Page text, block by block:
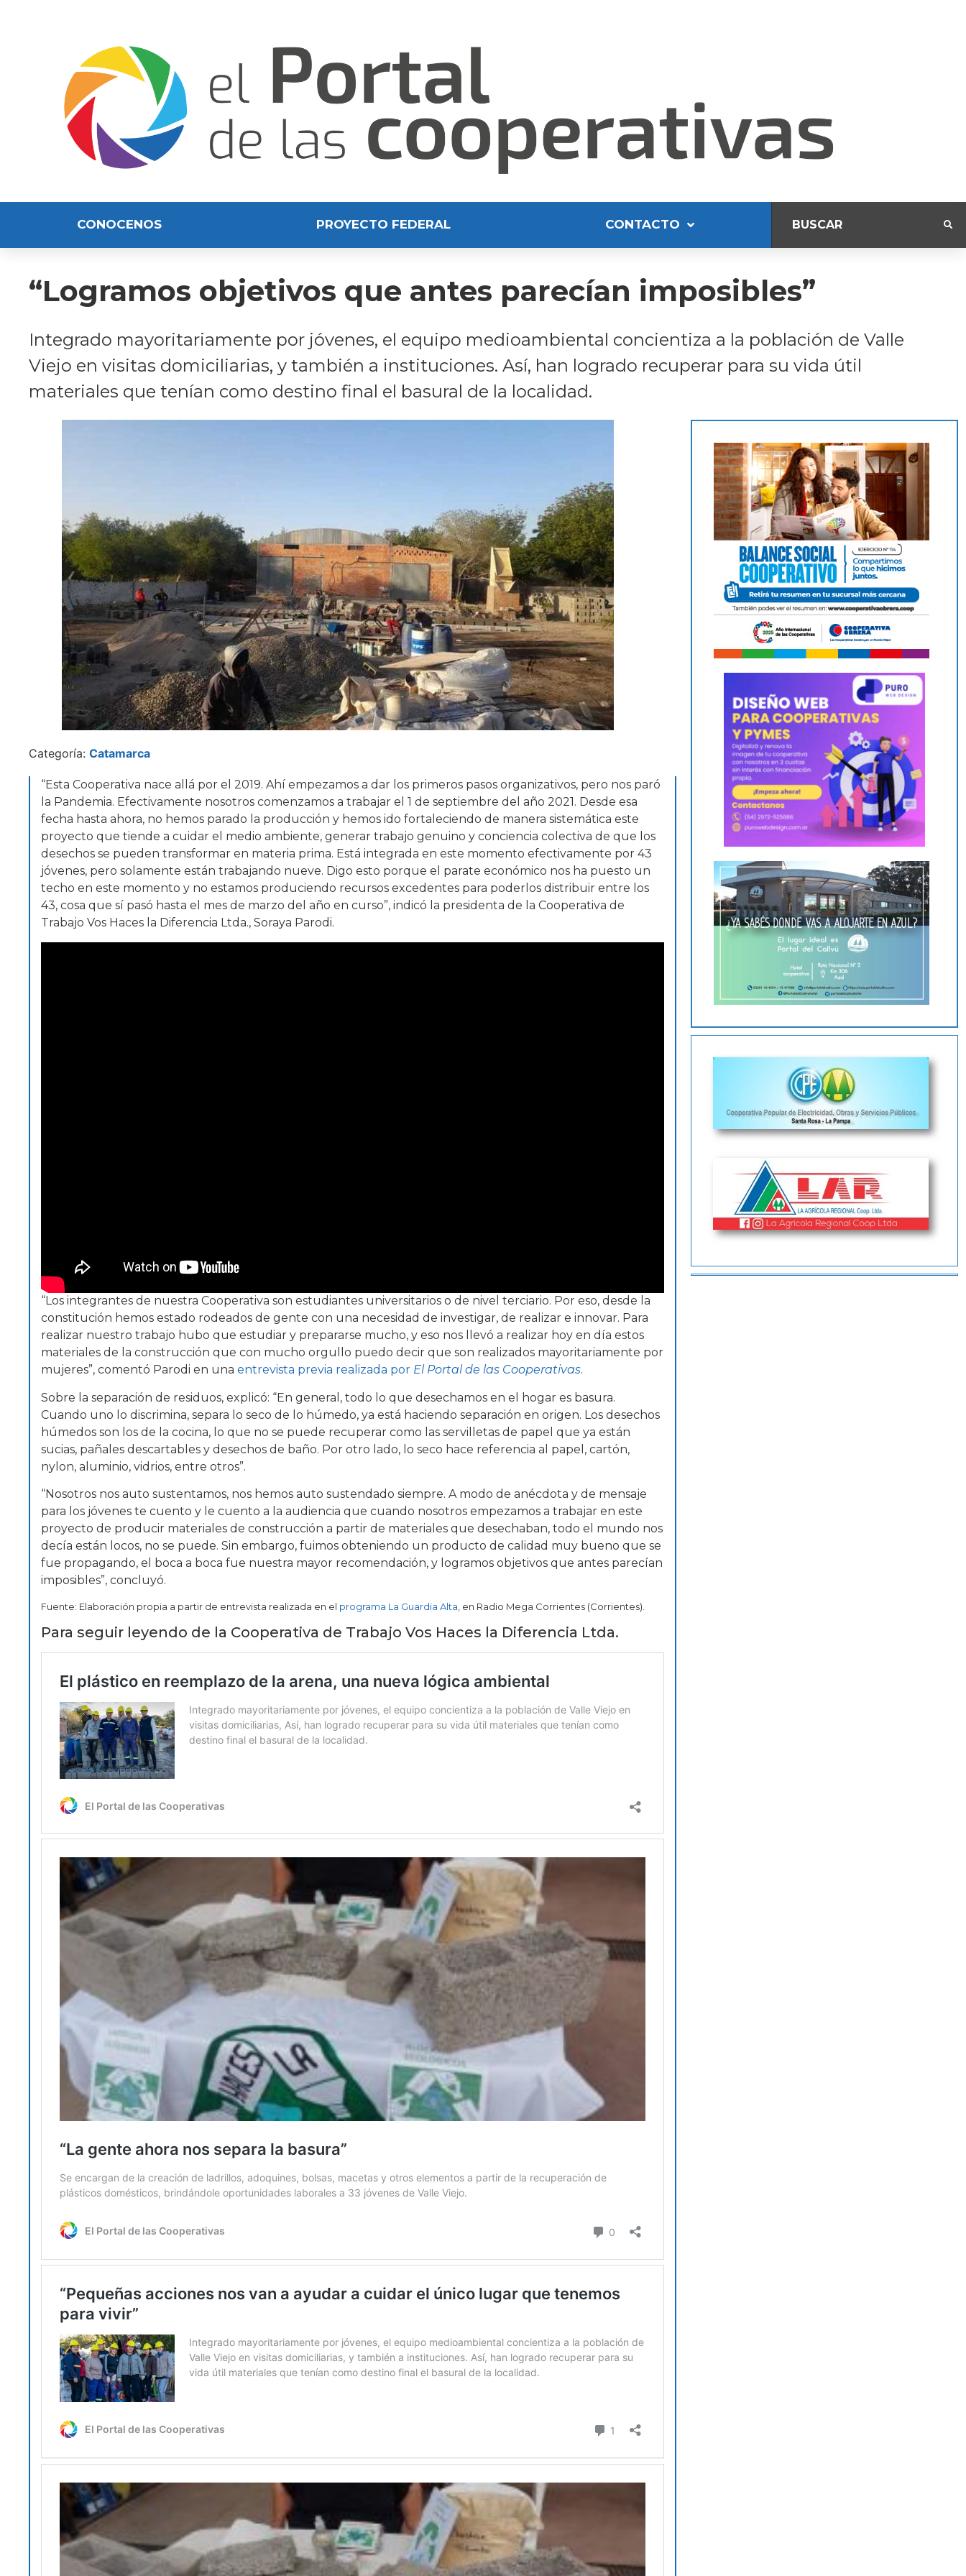
CONOCENOS PROYECTO FEDERAL CONTACTO
“Logramos objetivos que antes parecían imposibles”
Integrado mayoritariamente por jóvenes, el equipo medioambiental concientiza a la población de Valle
Viejo en visitas domiciliarias, y también a instituciones. Así, han logrado recuperar para su vida útil
materiales que tenían como destino final el basural de la localidad.
Categoría: Catamarca
“Esta Cooperativa nace allá por el 2019. Ahí empezamos a dar los primeros pasos organizativos, pero nos paró
la Pandemia. Efectivamente nosotros comenzamos a trabajar el 1 de septiembre del año 2021. Desde esa
fecha hasta ahora, no hemos parado la producción y hemos ido fortaleciendo de manera sistemática este
proyecto que tiende a cuidar el medio ambiente, generar trabajo genuino y conciencia colectiva de que los
desechos se pueden transformar en materia prima. Está integrada en este momento efectivamente por 43
jóvenes, pero solamente están trabajando nueve. Digo esto porque el parate económico nos ha puesto un
techo en este momento y no estamos produciendo recursos excedentes para poderlos distribuir entre los
43, cosa que sí pasó hasta el mes de marzo del año en curso”, indicó la presidenta de la Cooperativa de
Trabajo Vos Haces la Diferencia Ltda., Soraya Parodi.
“Los integrantes de nuestra Cooperativa son estudiantes universitarios o de nivel terciario. Por eso, desde la
constitución hemos estado rodeados de gente con una necesidad de investigar, de realizar e innovar. Para
realizar nuestro trabajo hubo que estudiar y prepararse mucho, y eso nos llevó a realizar hoy en día estos
materiales de la construcción que con mucho orgullo puedo decir que son realizados mayoritariamente por
mujeres”, comentó Parodi en una entrevista previa realizada por El Portal de las Cooperativas.
Sobre la separación de residuos, explicó: “En general, todo lo que desechamos en el hogar es basura.
Cuando uno lo discrimina, separa lo seco de lo húmedo, ya está haciendo separación en origen. Los desechos
húmedos son los de la cocina, lo que no se puede recuperar como las servilletas de papel que ya están
sucias, pañales descartables y desechos de baño. Por otro lado, lo seco hace referencia al papel, cartón,
nylon, aluminio, vidrios, entre otros”.
“Nosotros nos auto sustentamos, nos hemos auto sustendado siempre. A modo de anécdota y de mensaje
para los jóvenes te cuento y le cuento a la audiencia que cuando nosotros empezamos a trabajar en este
proyecto de producir materiales de construcción a partir de materiales que desechaban, todo el mundo nos
decía están locos, no se puede. Sin embargo, fuimos obteniendo un producto de calidad muy bueno que se
fue propagando, el boca a boca fue nuestra mayor recomendación, y logramos objetivos que antes parecían
imposibles”, concluyó.
Fuente: Elaboración propia a partir de entrevista realizada en el programa La Guardia Alta , en Radio Mega Corrientes (Corrientes).
Para seguir leyendo de la Cooperativa de Trabajo Vos Haces la Diferencia Ltda.